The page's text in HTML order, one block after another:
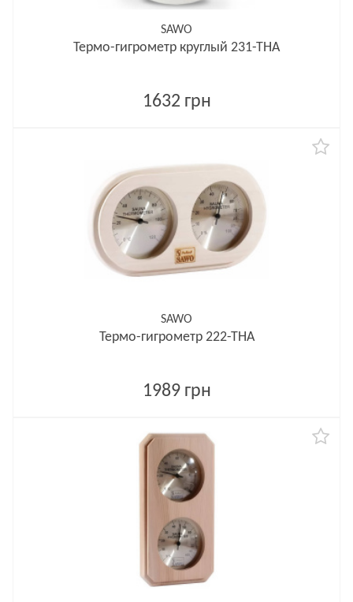
SAWO
Термо-гигрометр круглый 231-ТНA
1632 грн
SAWO
Термо-гигрометр 222-ТНA
1989 грн